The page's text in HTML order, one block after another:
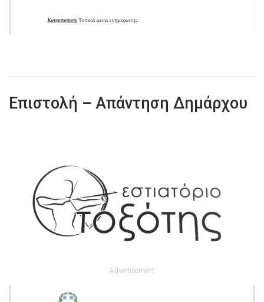
Επιστολή – Απάντηση Δημάρχου
Advertisement